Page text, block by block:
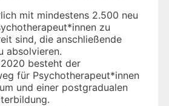
mit mindestens 2.500 neu
zu
sind, die anschließende
absolvieren.
besteht der
für Psychotherapeut*innen
und einer postgradualen